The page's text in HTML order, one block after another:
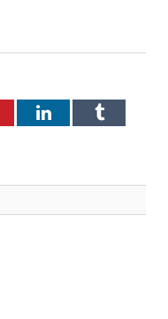
LinkedInTumblr